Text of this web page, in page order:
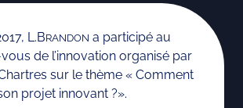
L.BRANDON a participé au
de l’innovation organisé par
sur le thème « Comment
projet innovant ?».